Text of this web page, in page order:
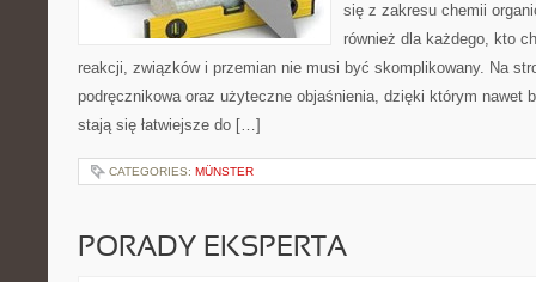
się z zakresu chemii
również dla każdego, kto
reakcji, związków i przemian nie musi być skomplikowany. Na
podręcznikowa oraz użyteczne objaśnienia, dzięki którym nawet
stają się łatwiejsze do […]
CATEGORIES: MÜNSTER
PORADY EKSPERTA